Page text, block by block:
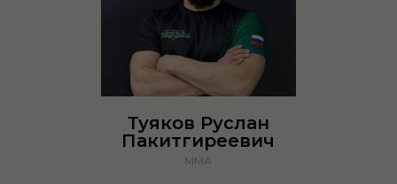
Туяков Руслан
Пакитгиреевич
ММА